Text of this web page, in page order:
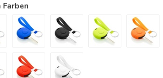
Farben